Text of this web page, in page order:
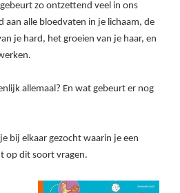
zo ontzettend veel in ons
aan alle bloedvaten in je lichaam, de
je hard, het groeien van je haar, en
allemaal? En wat gebeurt er nog
bij elkaar gezocht waarin je een
op dit soort vragen.